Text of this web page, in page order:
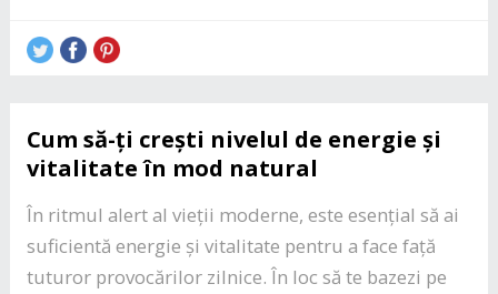
Cum să-ți crești nivelul de energie și
vitalitate în mod natural
În ritmul alert al vieții moderne, este esențial să ai
suficientă energie și vitalitate pentru a face față
tuturor provocărilor zilnice. În loc să te bazezi pe